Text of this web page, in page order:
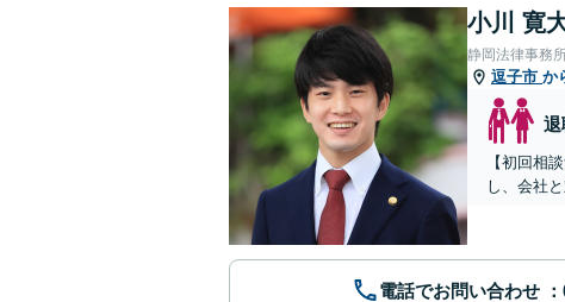
小川 寛
静岡法律事務
逗子市 か
退
【初回相
し、会社
電話でお問い合わせ